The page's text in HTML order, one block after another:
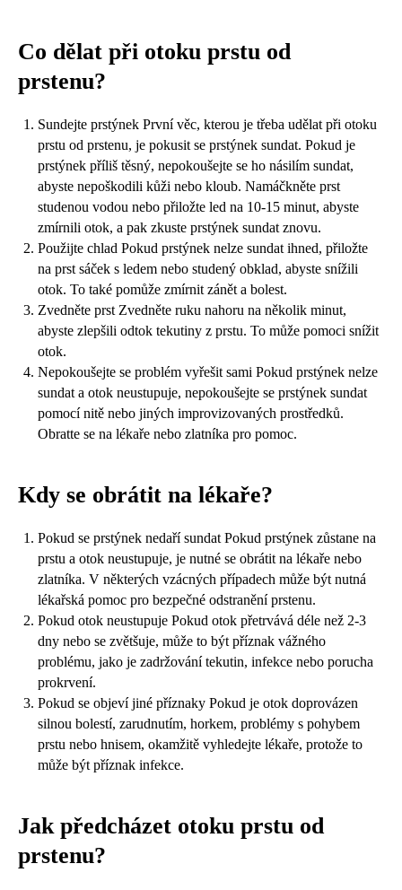
Co dělat při otoku prstu od
prstenu?
Sundejte prstýnek První věc, kterou je třeba udělat při otoku
prstu od prstenu, je pokusit se prstýnek sundat. Pokud je
prstýnek příliš těsný, nepokoušejte se ho násilím sundat,
abyste nepoškodili kůži nebo kloub. Namáčkněte prst
studenou vodou nebo přiložte led na 10-15 minut, abyste
zmírnili otok, a pak zkuste prstýnek sundat znovu.
Použijte chlad Pokud prstýnek nelze sundat ihned, přiložte
na prst sáček s ledem nebo studený obklad, abyste snížili
otok. To také pomůže zmírnit zánět a bolest.
Zvedněte prst Zvedněte ruku nahoru na několik minut,
abyste zlepšili odtok tekutiny z prstu. To může pomoci snížit
otok.
Nepokoušejte se problém vyřešit sami Pokud prstýnek nelze
sundat a otok neustupuje, nepokoušejte se prstýnek sundat
pomocí nitě nebo jiných improvizovaných prostředků.
Obratte se na lékaře nebo zlatníka pro pomoc.
Kdy se obrátit na lékaře?
Pokud se prstýnek nedaří sundat Pokud prstýnek zůstane na
prstu a otok neustupuje, je nutné se obrátit na lékaře nebo
zlatníka. V některých vzácných případech může být nutná
lékařská pomoc pro bezpečné odstranění prstenu.
Pokud otok neustupuje Pokud otok přetrvává déle než 2-3
dny nebo se zvětšuje, může to být příznak vážného
problému, jako je zadržování tekutin, infekce nebo porucha
prokrvení.
Pokud se objeví jiné příznaky Pokud je otok doprovázen
silnou bolestí, zarudnutím, horkem, problémy s pohybem
prstu nebo hnisem, okamžitě vyhledejte lékaře, protože to
může být příznak infekce.
Jak předcházet otoku prstu od
prstenu?